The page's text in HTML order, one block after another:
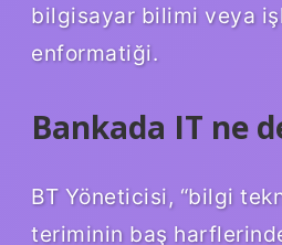
bilgisayar bilimi veya
enformatiği.
Bankada IT ne
BT Yöneticisi, “bilgi
teriminin baş